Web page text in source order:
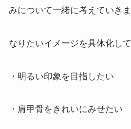
みについて一緒に考えていきま
なりたいイメージを具体化し
・明るい印象を目指したい
・肩甲骨をきれいにみせたい